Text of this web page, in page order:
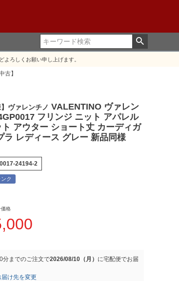
ろしくお願い申し上げます。
古】
】ヴァレンチノ VALENTINO ヴァレン
フリンジ ニット アパレル
ト アウター ショート丈 カーディガ
ラ レディース グレー 新品同様
24194-2
ク
価格
分までのご注文で2026/08/10（月） に宅配便でお届
届け先を変更